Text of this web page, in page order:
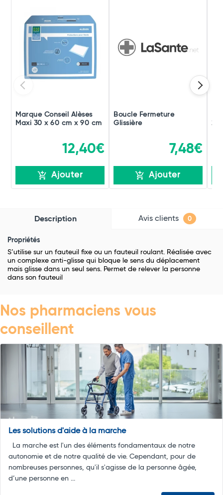
Marque Conseil Alèses
Maxi 30 x 60 cm x 90 cm
12,40€
Ajouter
Boucle Fermeture
Glissière
7,48€
Ajouter
Description Avis clients 0
Propriétés
S’utilise sur un fauteuil fixe ou un fauteuil roulant. Réalisée avec
un complexe anti-glisse qui bloque le sens du déplacement
mais glisse dans un seul sens. Permet de relever la personne
dans son fauteuil
Nos pharmaciens vous
conseillent
Les solutions d'aide à la marche
La marche est l'un des éléments fondamentaux de notre
autonomie et de notre qualité de vie. Cependant, pour de
nombreuses personnes, qu'il s'agisse de la personne âgée,
d’une personne en ...